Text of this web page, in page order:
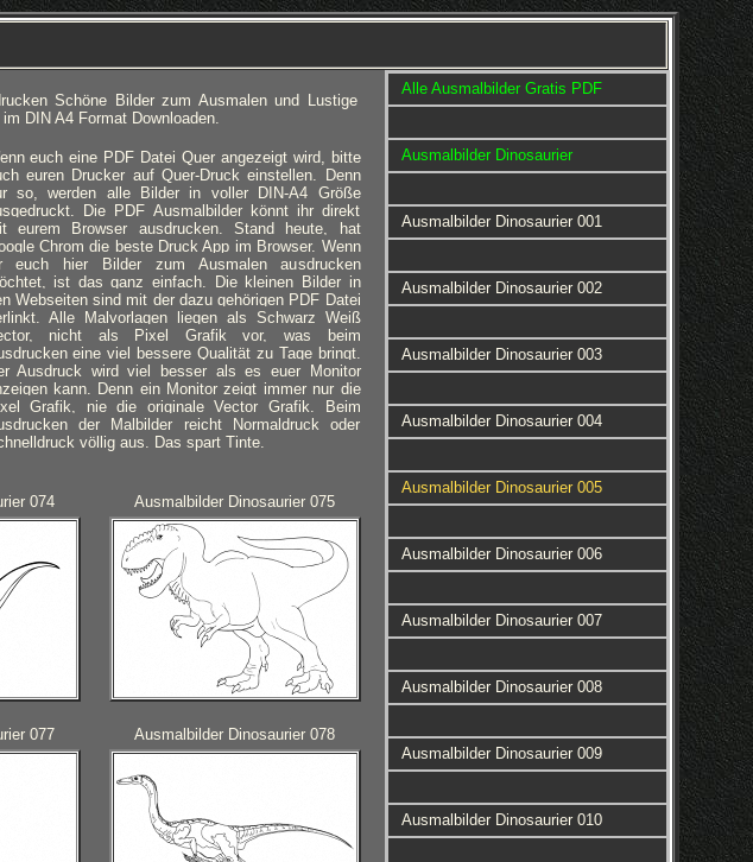
Schöne Bilder zum Ausmalen und Lustige
DIN A4 Format Downloaden.
euch eine PDF Datei Quer angezeigt wird, bitte
euren Drucker auf Quer-Druck einstellen. Denn
so, werden alle Bilder in voller DIN-A4 Größe
Die PDF Ausmalbilder könnt ihr direkt
eurem Browser ausdrucken. Stand heute, hat
Chrom die beste Druck App im Browser. Wenn
euch hier Bilder zum Ausmalen ausdrucken
ist das ganz einfach. Die kleinen Bilder in
Webseiten sind mit der dazu gehörigen PDF Datei
Alle Malvorlagen liegen als Schwarz Weiß
nicht als Pixel Grafik vor, was beim
eine viel bessere Qualität zu Tage bringt.
Ausdruck wird viel besser als es euer Monitor
kann. Denn ein Monitor zeigt immer nur die
Grafik, nie die originale Vector Grafik. Beim
der Malbilder reicht Normaldruck oder
völlig aus. Das spart Tinte.
074 Ausmalbilder Dinosaurier 075
077 Ausmalbilder Dinosaurier 078
Alle Ausmalbilder Gratis PDF
Ausmalbilder Dinosaurier
Ausmalbilder Dinosaurier 001
Ausmalbilder Dinosaurier 002
Ausmalbilder Dinosaurier 003
Ausmalbilder Dinosaurier 004
Ausmalbilder Dinosaurier 005
Ausmalbilder Dinosaurier 006
Ausmalbilder Dinosaurier 007
Ausmalbilder Dinosaurier 008
Ausmalbilder Dinosaurier 009
Ausmalbilder Dinosaurier 010